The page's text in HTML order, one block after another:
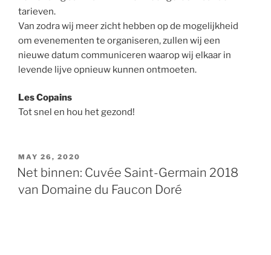
tarieven.
Van zodra wij meer zicht hebben op de mogelijkheid
om evenementen te organiseren, zullen wij een
nieuwe datum communiceren waarop wij elkaar in
levende lijve opnieuw kunnen ontmoeten.
Les Copains
Tot snel en hou het gezond!
POSTED
ON
MAY 26, 2020
Net binnen: Cuvée Saint-Germain 2018
van Domaine du Faucon Doré